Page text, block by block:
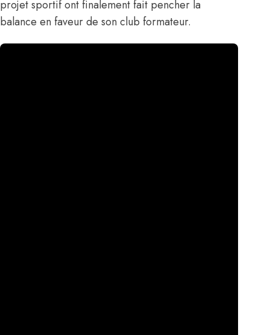
projet sportif ont finalement fait pencher la
balance en faveur de son club formateur.